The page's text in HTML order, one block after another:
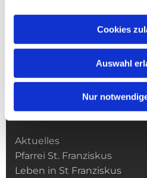
Cookies
Auswahl
Nur
Kirchengemeinde­­ St.
Aktuelles
Pfarrei St. Franziskus
Leben in St Franziskus